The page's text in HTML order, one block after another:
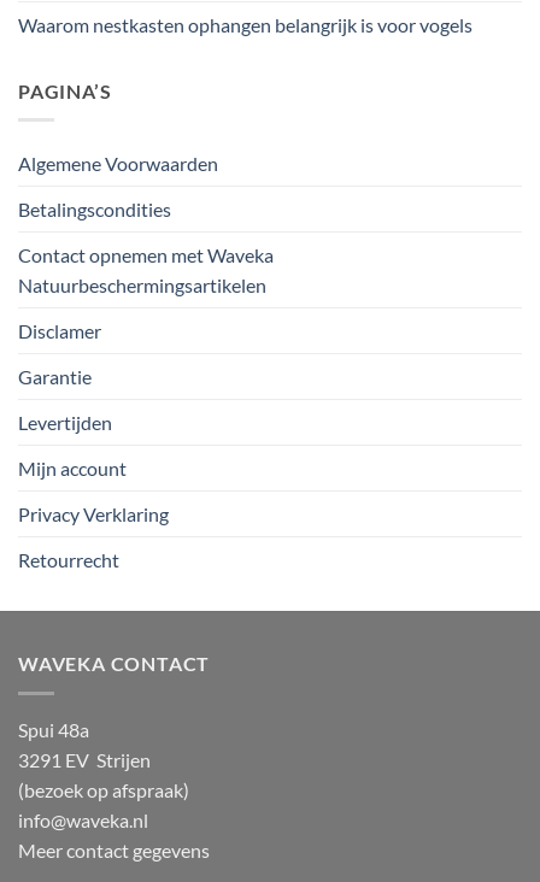
Waarom nestkasten ophangen belangrijk is voor vogels
PAGINA’S
Algemene Voorwaarden
Betalingscondities
Contact opnemen met Waveka
Natuurbeschermingsartikelen
Disclamer
Garantie
Levertijden
Mijn account
Privacy Verklaring
Retourrecht
WAVEKA CONTACT
Spui 48a
3291 EV Strijen
(bezoek op afspraak)
info@waveka.nl
Meer contact gegevens